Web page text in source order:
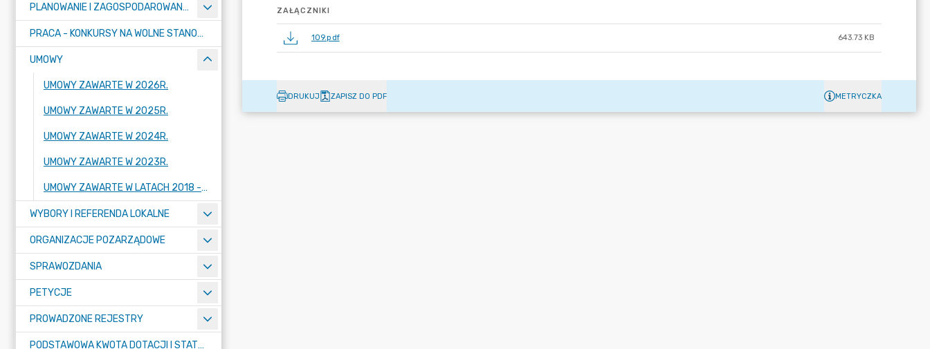
PLANOWANIE I ZAGOSPODAROWANIE PRZESTRZENNE
PRACA - KONKURSY NA WOLNE STANOWISKA
UMOWY
UMOWY ZAWARTE W 2026R.
UMOWY ZAWARTE W 2025R.
UMOWY ZAWARTE W 2024R.
UMOWY ZAWARTE W 2023R.
UMOWY ZAWARTE W LATACH 2018 - 2022
WYBORY I REFERENDA LOKALNE
ORGANIZACJE POZARZĄDOWE
SPRAWOZDANIA
PETYCJE
PROWADZONE REJESTRY
PODSTAWOWA KWOTA DOTACJI I STATYSTYCZNA LICZBA UCZNIÓW
ZAŁĄCZNIKI
109.pdf 643.73 KB
DRUKUJ ZAPISZ DO PDF METRYCZKA